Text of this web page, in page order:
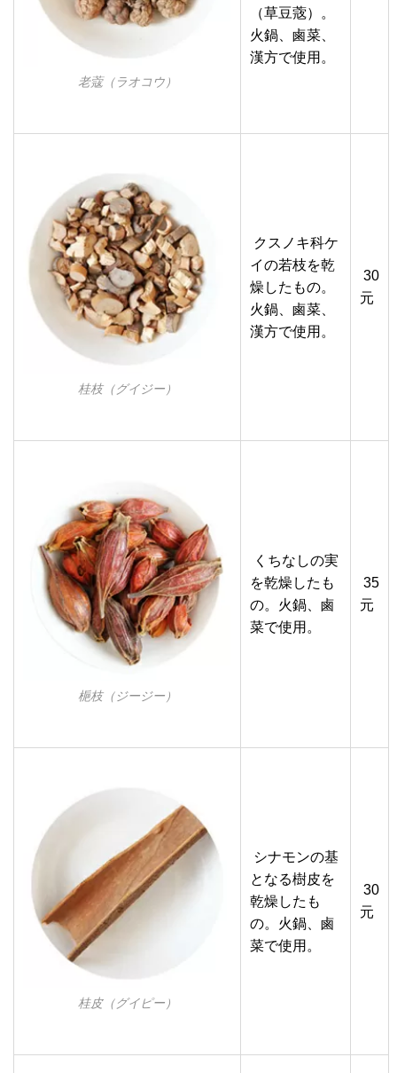
老蔻（ラオコウ）
（草豆蔲）。
火鍋、鹵菜、
漢方で使用。
桂枝（グイジー）
クスノキ科ケ
イの若枝を乾
燥したもの。
火鍋、鹵菜、
漢方で使用。
30
元
梔枝（ジージー）
くちなしの実
を乾燥したも
の。火鍋、鹵
菜で使用。
35
元
桂皮（グイピー）
シナモンの基
となる樹皮を
乾燥したも
の。火鍋、鹵
菜で使用。
30
元